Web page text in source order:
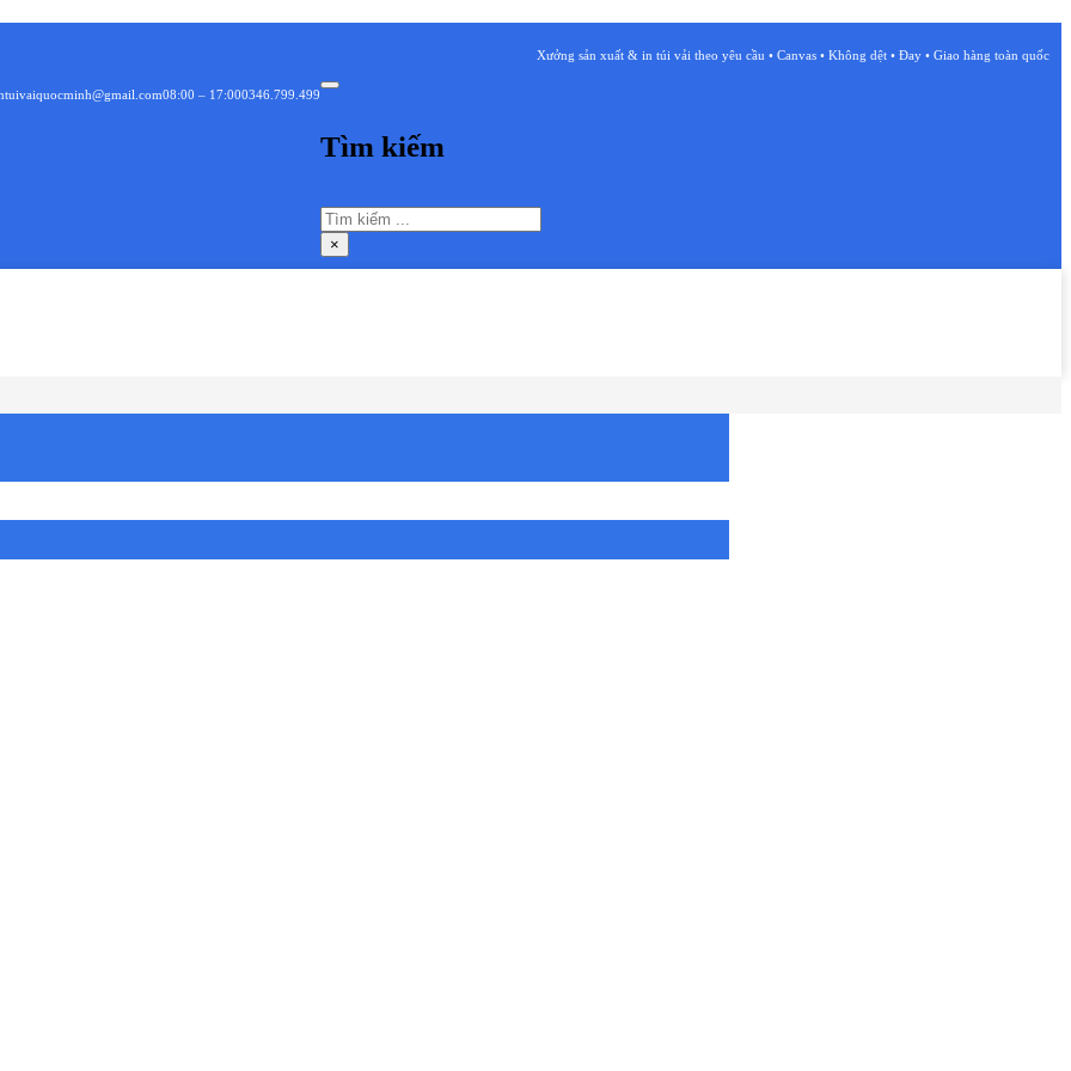
Xưởng sản xuất & in túi vải theo yêu cầu • Canvas • Không dệt • Đay • Giao hàng toàn quốc
08:00 – 17:000346.799.499
Tìm kiếm
Tìm
kiếm
×